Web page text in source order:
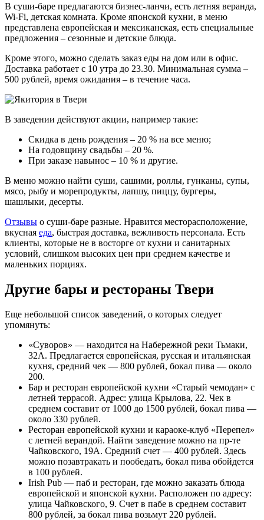
В суши-баре предлагаются бизнес-ланчи, есть летняя веранда,
Wi-Fi, детская комната. Кроме японской кухни, в меню
представлена европейская и мексиканская, есть специальные
предложения – сезонные и детские блюда.
Кроме этого, можно сделать заказ еды на дом или в офис.
Доставка работает с 10 утра до 23.30. Минимальная сумма –
500 рублей, время ожидания – в течение часа.
В заведении действуют акции, например такие:
Скидка в день рождения – 20 % на все меню;
На годовщину свадьбы – 20 %.
При заказе навынос – 10 % и другие.
В меню можно найти суши, сашими, роллы, гунканы, супы,
мясо, рыбу и морепродукты, лапшу, пиццу, бургеры,
шашлыки, десерты.
Отзывы о суши-баре разные. Нравится месторасположение,
вкусная еда, быстрая доставка, вежливость персонала. Есть
клиенты, которые не в восторге от кухни и санитарных
условий, слишком высоких цен при среднем качестве и
маленьких порциях.
Другие бары и рестораны Твери
Еще небольшой список заведений, о которых следует
упомянуть:
«Суворов» — находится на Набережной реки Тьмаки,
32А. Предлагается европейская, русская и итальянская
кухня, средний чек — 800 рублей, бокал пива — около
200.
Бар и ресторан европейской кухни «Старый чемодан» с
летней террасой. Адрес: улица Крылова, 22. Чек в
среднем составит от 1000 до 1500 рублей, бокал пива —
около 330 рублей.
Ресторан европейской кухни и караоке-клуб «Перепел»
с летней верандой. Найти заведение можно на пр-те
Чайковского, 19А. Средний счет — 400 рублей. Здесь
можно позавтракать и пообедать, бокал пива обойдется
в 100 рублей.
Irish Pub — паб и ресторан, где можно заказать блюда
европейской и японской кухни. Расположен по адресу:
улица Чайковского, 9. Счет в пабе в среднем составит
800 рублей, за бокал пива возьмут 220 рублей.